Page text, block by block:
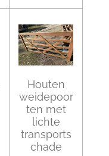
Houten
weidepoor
ten met
lichte
transports
chade